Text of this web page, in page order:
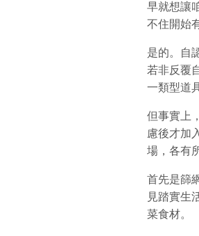
早就想讓
不住開始
是的。自
若非反覆
一類型道
但事實上
慮後才加
場，各有
首先是篩
見踏實生
菜食材。